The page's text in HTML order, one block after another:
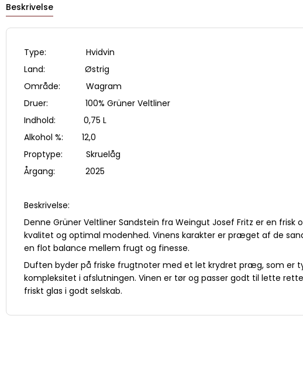
Beskrivelse
Type: Hvidvin
Land: Østrig
Område: Wagram
Druer: 100% Grüner Veltliner
Indhold: 0,75 L
Alkohol %: 12,0
Proptype: Skruelåg
Årgang: 2025
Beskrivelse:
Denne Grüner Veltliner Sandstein fra Weingut Josef Fritz er en
kvalitet og optimal modenhed. Vinens karakter er præget af de
en flot balance mellem frugt og finesse.
Duften byder på friske frugtnoter med et let krydret præg, som er
kompleksitet i afslutningen. Vinen er tør og passer godt til lette
friskt glas i godt selskab.